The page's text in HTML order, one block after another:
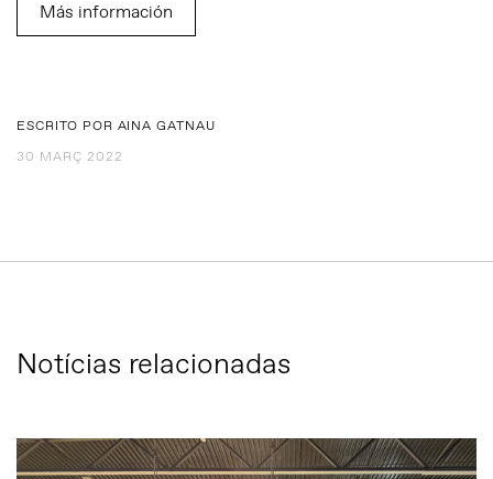
Más información
ESCRITO POR AINA GATNAU
30 MARÇ 2022
Notícias relacionadas